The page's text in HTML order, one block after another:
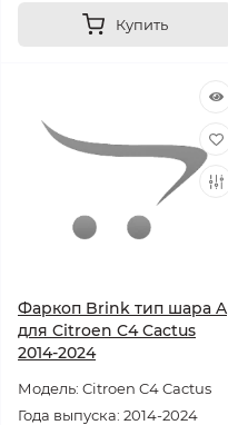
Купить
Фаркоп Brink тип шара A
для Citroen C4 Cactus
2014-2024
Модель: Citroen C4 Cactus
Года выпуска: 2014-2024